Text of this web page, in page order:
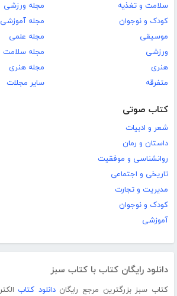
سلامت و تغذیه
کودک و نوجوان
موسیقی
ورزشی
هنری
متفرقه
مجله ورزشی
مجله آموزشی
مجله علمی
مجله سلامت
مجله هنری
سایر مجلات
کتاب صوتی
شعر و ادبیات
داستان و رمان
روانشناسی و موفقیت
تاریخی و اجتماعی
مدیریت و تجارت
کودک و نوجوان
آموزشی
دانلود رایگان کتاب با کتاب سبز
کتاب سبز بزرگترین مرجع رایگاندانلود کتاب